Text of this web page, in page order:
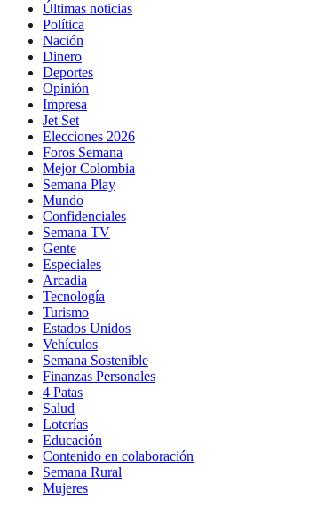
Últimas noticias
Política
Nación
Dinero
Deportes
Opinión
Impresa
Jet Set
Elecciones 2026
Foros Semana
Mejor Colombia
Semana Play
Mundo
Confidenciales
Semana TV
Gente
Especiales
Arcadia
Tecnología
Turismo
Estados Unidos
Vehículos
Semana Sostenible
Finanzas Personales
4 Patas
Salud
Loterías
Educación
Contenido en colaboración
Semana Rural
Mujeres